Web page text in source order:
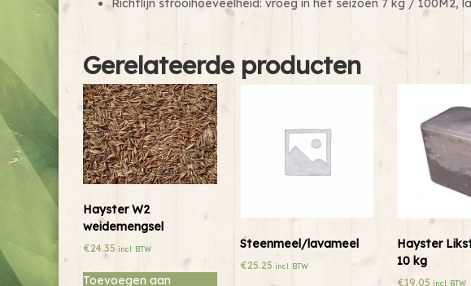
Richtlijn strooihoeveelheid: vroeg in het seizoen 7 kg / 100M2,
Gerelateerde producten
Hayster W2
weidemengsel
€24.35 incl. BTW
Toevoegen aan
Steenmeel/lavameel
€25.25 incl. BTW
Hayster
10 kg
€19.05 incl. BTW